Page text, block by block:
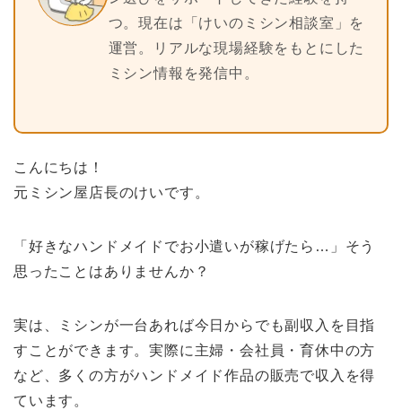
つ。現在は「けいのミシン相談室」を
運営。リアルな現場経験をもとにした
ミシン情報を発信中。
こんにちは！
元ミシン屋店長のけいです。
「好きなハンドメイドでお小遣いが稼げたら…」そう
思ったことはありませんか？
実は、ミシンが一台あれば今日からでも副収入を目指
すことができます。実際に主婦・会社員・育休中の方
など、多くの方がハンドメイド作品の販売で収入を得
ています。